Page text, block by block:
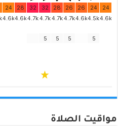
مواقيت الصلاة